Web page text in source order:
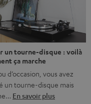
vécu ça. Mais la
[…]
un tourne-disque : voilà
ça marche
d’occasion, vous avez
un tourne-disque mais
En savoir plus